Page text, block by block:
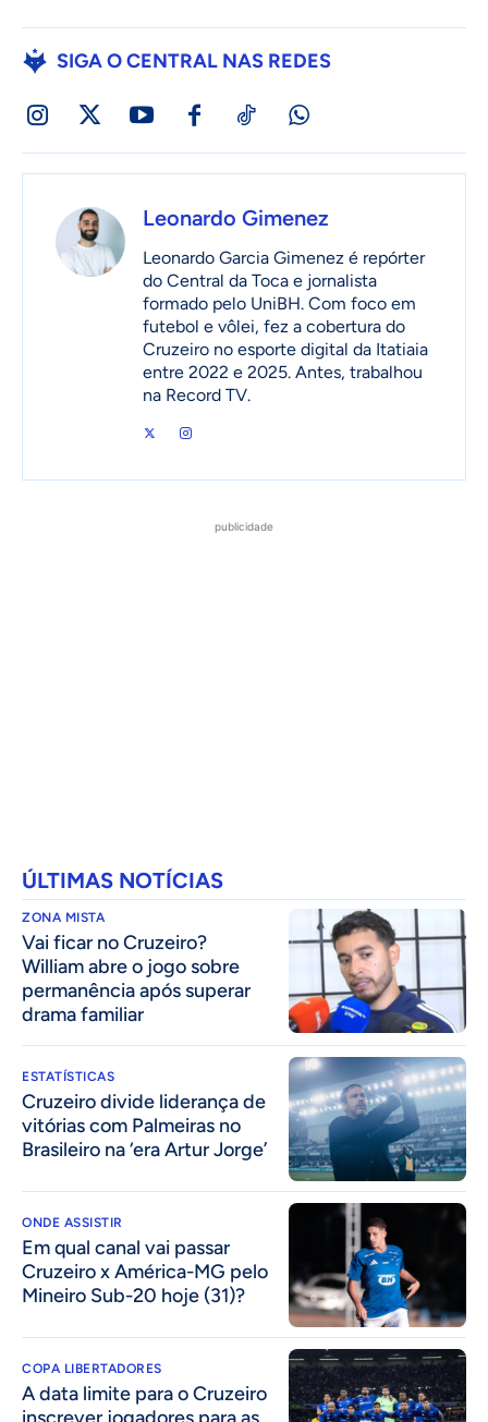
SIGA O CENTRAL NAS REDES
Leonardo Gimenez
Leonardo Garcia Gimenez é repórter
do Central da Toca e jornalista
formado pelo UniBH. Com foco em
futebol e vôlei, fez a cobertura do
Cruzeiro no esporte digital da Itatiaia
entre 2022 e 2025. Antes, trabalhou
na Record TV.
publicidade
ÚLTIMAS NOTÍCIAS
ZONA MISTA
Vai ficar no Cruzeiro?
William abre o jogo sobre
permanência após superar
drama familiar
ESTATÍSTICAS
Cruzeiro divide liderança de
vitórias com Palmeiras no
Brasileiro na ‘era Artur Jorge’
ONDE ASSISTIR
Em qual canal vai passar
Cruzeiro x América-MG pelo
Mineiro Sub-20 hoje (31)?
COPA LIBERTADORES
A data limite para o Cruzeiro